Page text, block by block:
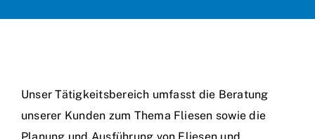
Unser Tätigkeitsbereich umfasst die Beratung
unserer Kunden zum Thema Fliesen sowie die